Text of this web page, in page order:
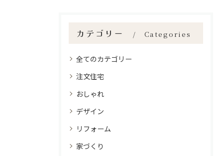
カテゴリー Categories
全てのカテゴリー
注文住宅
おしゃれ
デザイン
リフォーム
家づくり